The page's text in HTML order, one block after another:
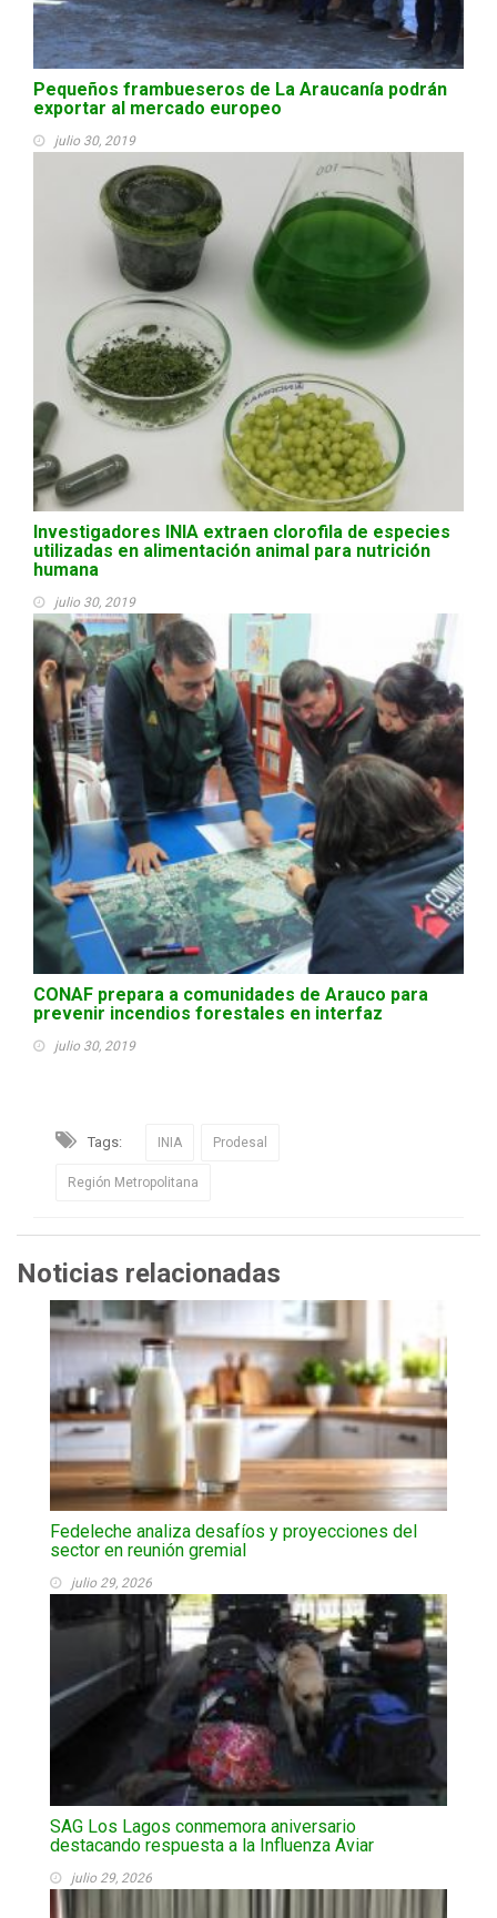
Pequeños frambueseros de La Araucanía podrán
exportar al mercado europeo
julio 30, 2019
Investigadores INIA extraen clorofila de especies
utilizadas en alimentación animal para nutrición
humana
julio 30, 2019
CONAF prepara a comunidades de Arauco para
prevenir incendios forestales en interfaz
julio 30, 2019
Tags: INIA Prodesal
Región Metropolitana
Noticias relacionadas
Fedeleche analiza desafíos y proyecciones del
sector en reunión gremial
julio 29, 2026
SAG Los Lagos conmemora aniversario
destacando respuesta a la Influenza Aviar
julio 29, 2026